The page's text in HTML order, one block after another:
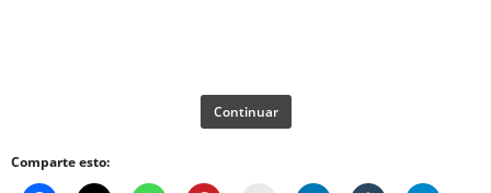
Continuar
Comparte esto: